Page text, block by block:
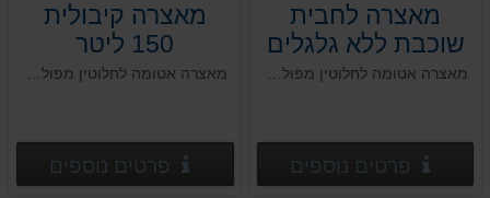
מאצרה לחבית
שוכבת ללא גלגלים
פרטים נוספים פרטים נוספים
מאצרה קיבולית
150 ליטר
פרטים נוספים